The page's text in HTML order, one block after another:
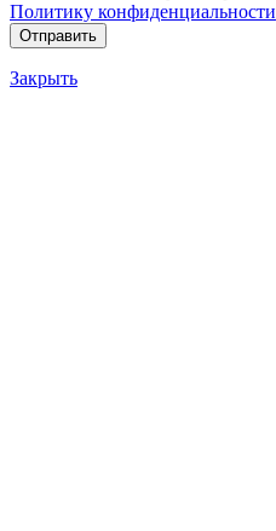
Политику конфиденциальности
Закрыть